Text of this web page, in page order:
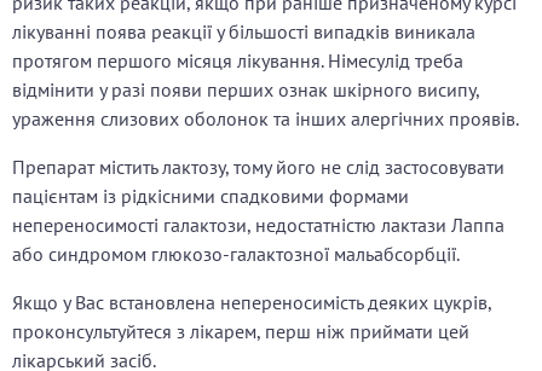
лікуванні поява реакції у більшості випадків виникала
протягом першого місяця лікування. Німесулід треба
відмінити у разі появи перших ознак шкірного висипу,
ураження слизових оболонок та інших алергічних проявів.
Препарат містить лактозу, тому його не слід застосовувати
пацієнтам із рідкісними спадковими формами
непереносимості галактози, недостатністю лактази Лаппа
або синдромом глюкозо-галактозної мальабсорбції.
Якщо у Вас встановлена непереносимість деяких цукрів,
проконсультуйтеся з лікарем, перш ніж приймати цей
лікарський засіб.